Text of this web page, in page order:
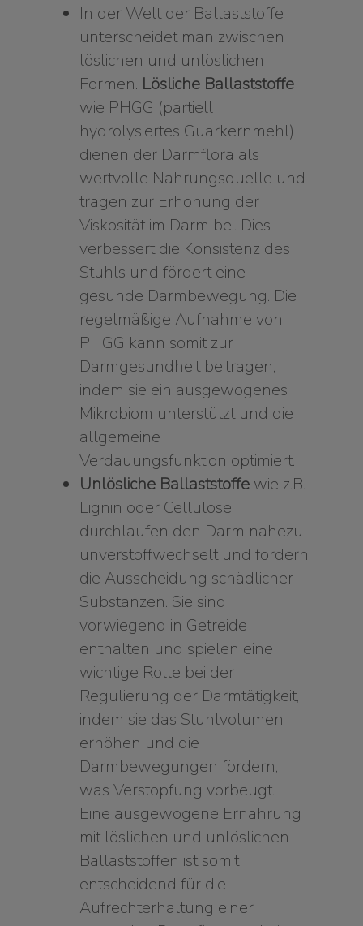
In der Welt der Ballaststoffe
unterscheidet man zwischen
löslichen und unlöslichen
Formen. Lösliche Ballaststoffe
wie PHGG (partiell
hydrolysiertes Guarkernmehl)
dienen der Darmflora als
wertvolle Nahrungsquelle und
tragen zur Erhöhung der
Viskosität im Darm bei. Dies
verbessert die Konsistenz des
Stuhls und fördert eine
gesunde Darmbewegung. Die
regelmäßige Aufnahme von
PHGG kann somit zur
Darmgesundheit beitragen,
indem sie ein ausgewogenes
Mikrobiom unterstützt und die
allgemeine
Verdauungsfunktion optimiert.
Unlösliche Ballaststoffe wie z.B.
Lignin oder Cellulose
durchlaufen den Darm nahezu
unverstoffwechselt und fördern
die Ausscheidung schädlicher
Substanzen. Sie sind
vorwiegend in Getreide
enthalten und spielen eine
wichtige Rolle bei der
Regulierung der Darmtätigkeit,
indem sie das Stuhlvolumen
erhöhen und die
Darmbewegungen fördern,
was Verstopfung vorbeugt.
Eine ausgewogene Ernährung
mit löslichen und unlöslichen
Ballaststoffen ist somit
entscheidend für die
Aufrechterhaltung einer